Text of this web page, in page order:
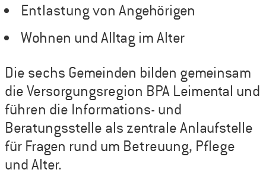
Entlastung von Angehörigen
Wohnen und Alltag im Alter
Die sechs Gemeinden bilden gemeinsam
die Versorgungsregion BPA Leimental und
führen die Informations- und
Beratungsstelle als zentrale Anlaufstelle
für Fragen rund um Betreuung, Pflege
und Alter.